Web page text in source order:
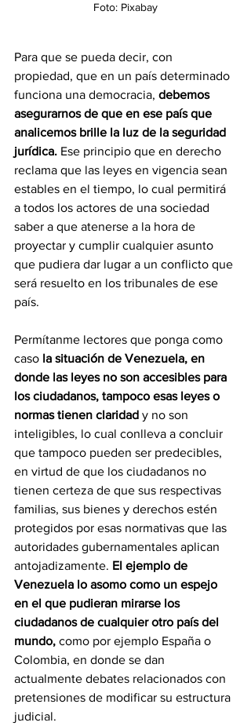
Foto: Pixabay
Para que se pueda decir, con
propiedad, que en un país determinado
funciona una democracia, debemos
asegurarnos de que en ese país que
analicemos brille la luz de la seguridad
jurídica. Ese principio que en derecho
reclama que las leyes en vigencia sean
estables en el tiempo, lo cual permitirá
a todos los actores de una sociedad
saber a que atenerse a la hora de
proyectar y cumplir cualquier asunto
que pudiera dar lugar a un conflicto que
será resuelto en los tribunales de ese
país.
Permítanme lectores que ponga como
caso la situación de Venezuela, en
donde las leyes no son accesibles para
los ciudadanos, tampoco esas leyes o
normas tienen claridad y no son
inteligibles, lo cual conlleva a concluir
que tampoco pueden ser predecibles,
en virtud de que los ciudadanos no
tienen certeza de que sus respectivas
familias, sus bienes y derechos estén
protegidos por esas normativas que las
autoridades gubernamentales aplican
antojadizamente. El ejemplo de
Venezuela lo asomo como un espejo
en el que pudieran mirarse los
ciudadanos de cualquier otro país del
mundo, como por ejemplo España o
Colombia, en donde se dan
actualmente debates relacionados con
pretensiones de modificar su estructura
judicial.